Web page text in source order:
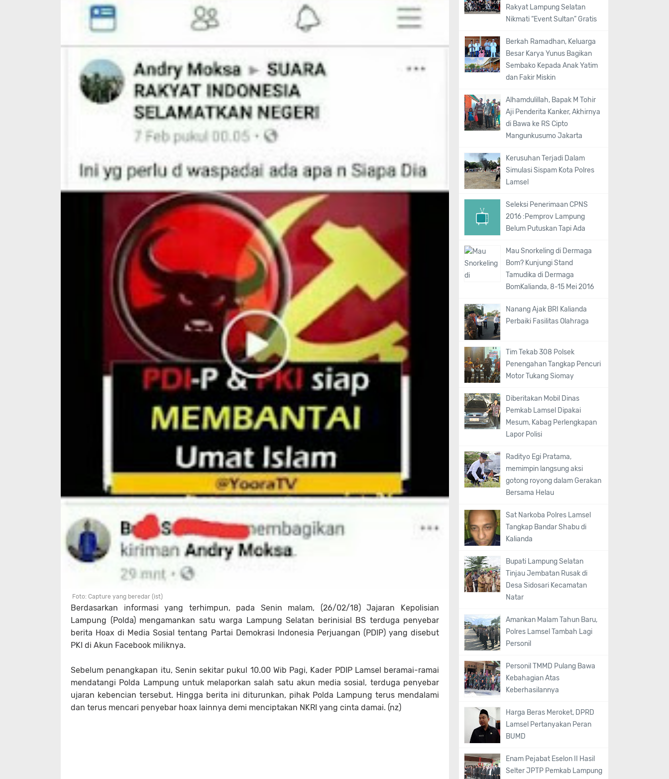
Foto: Capture yang beredar (ist)
Berdasarkan informasi yang terhimpun, pada Senin malam, (26/02/18) Jajaran Kepolisian
Lampung (Polda) mengamankan satu warga Lampung Selatan berinisial BS terduga penyebar
berita Hoax di Media Sosial tentang Partai Demokrasi Indonesia Perjuangan (PDIP) yang disebut
PKI di Akun Facebook miliknya.
Sebelum penangkapan itu, Senin sekitar pukul 10.00 Wib Pagi, Kader PDIP Lamsel beramai-ramai
mendatangi Polda Lampung untuk melaporkan salah satu akun media sosial, terduga penyebar
ujaran kebencian tersebut. Hingga berita ini diturunkan, pihak Polda Lampung terus mendalami
dan terus mencari penyebar hoax lainnya demi menciptakan NKRI yang cinta damai. (nz)
Rakyat Lampung Selatan
Nikmati “Event Sultan” Gratis
Berkah Ramadhan, Keluarga
Besar Karya Yunus Bagikan
Sembako Kepada Anak Yatim
dan Fakir Miskin
Alhamdulillah, Bapak M Tohir
Aji Penderita Kanker, Akhirnya
di Bawa ke RS Cipto
Mangunkusumo Jakarta
Kerusuhan Terjadi Dalam
Simulasi Sispam Kota Polres
Lamsel
Seleksi Penerimaan CPNS
2016 :Pemprov Lampung
Belum Putuskan Tapi Ada
Mau Snorkeling di Dermaga
Bom? Kunjungi Stand
Tamudika di Dermaga
BomKalianda, 8-15 Mei 2016
Nanang Ajak BRI Kalianda
Perbaiki Fasilitas Olahraga
Tim Tekab 308 Polsek
Penengahan Tangkap Pencuri
Motor Tukang Siomay
Diberitakan Mobil Dinas
Pemkab Lamsel Dipakai
Mesum, Kabag Perlengkapan
Lapor Polisi
Radityo Egi Pratama,
memimpin langsung aksi
gotong royong dalam Gerakan
Bersama Helau
Sat Narkoba Polres Lamsel
Tangkap Bandar Shabu di
Kalianda
Bupati Lampung Selatan
Tinjau Jembatan Rusak di
Desa Sidosari Kecamatan
Natar
Amankan Malam Tahun Baru,
Polres Lamsel Tambah Lagi
Personil
Personil TMMD Pulang Bawa
Kebahagian Atas
Keberhasilannya
Harga Beras Meroket, DPRD
Lamsel Pertanyakan Peran
BUMD
Enam Pejabat Eselon II Hasil
Selter JPTP Pemkab Lampung